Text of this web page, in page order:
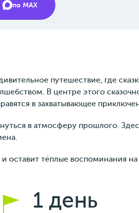
по MAX
путешествие, где
В центре этого
в захватывающее
в атмосферу прошлого.
оставит тёплые воспоминания на
1 день